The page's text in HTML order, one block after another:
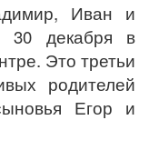
Иван и
30 декабря в
Это третьи
родителей
Егор и